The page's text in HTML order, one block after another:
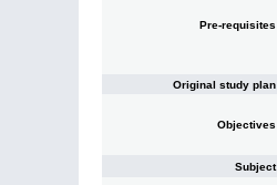
Pre-requisites
Original study plan
Objectives
Subject